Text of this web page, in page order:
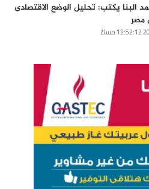
البنا يكتب: تحليل الوضع الاقتصادى
مصر